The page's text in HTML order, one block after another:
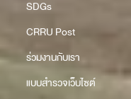
SDGs
CRRU Post
ร่วมงานกับเรา
แบบสำรวจเว็บไซต์